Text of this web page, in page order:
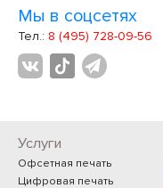
Мы в соцсетях
Тел.: 8 (495) 728-09-56
Услуги
Офсетная печать
Цифровая печать